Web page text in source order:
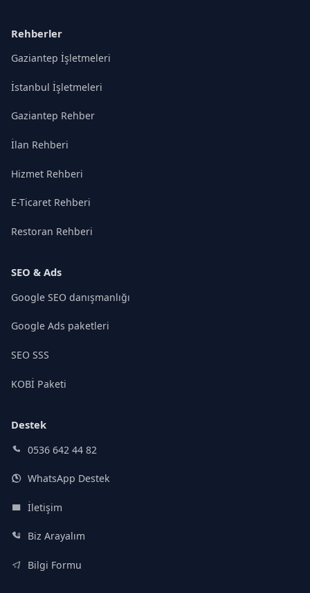
Rehberler
Gaziantep İşletmeleri
İstanbul İşletmeleri
Gaziantep Rehber
İlan Rehberi
Hizmet Rehberi
E-Ticaret Rehberi
Restoran Rehberi
SEO & Ads
Google SEO danışmanlığı
Google Ads paketleri
SEO SSS
KOBİ Paketi
Destek
0536 642 44 82
WhatsApp Destek
İletişim
Biz Arayalım
Bilgi Formu